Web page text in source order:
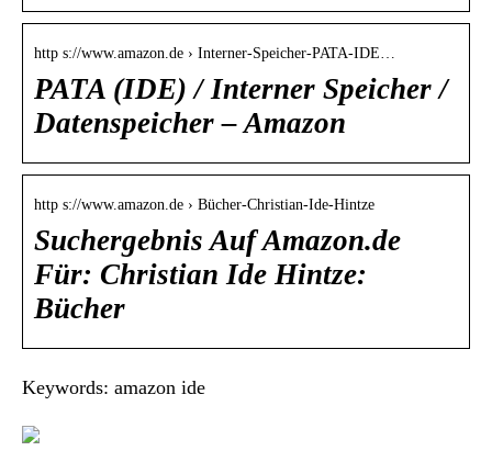
http s://www.amazon.de › Interner-Speicher-PATA-IDE…
PATA (IDE) / Interner Speicher /
Datenspeicher – Amazon
http s://www.amazon.de › Bücher-Christian-Ide-Hintze
Suchergebnis Auf Amazon.de
Für: Christian Ide Hintze:
Bücher
Keywords: amazon ide